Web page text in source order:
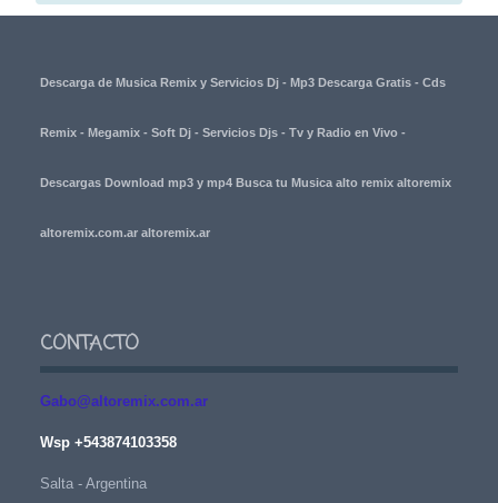
Descarga de Musica Remix y Servicios Dj - Mp3 Descarga Gratis - Cds
Remix - Megamix - Soft Dj - Servicios Djs - Tv y Radio en Vivo -
Descargas Download mp3 y mp4 Busca tu Musica alto remix altoremix
altoremix.com.ar altoremix.ar
CONTACTO
Gabo@altoremix.com.ar
Wsp +543874103358
Salta - Argentina